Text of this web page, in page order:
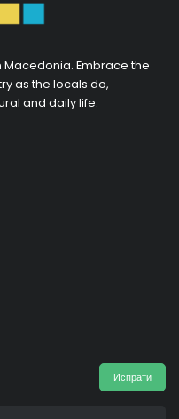
Macedonia. Embrace the
as the locals do,
and daily life.
Испрати